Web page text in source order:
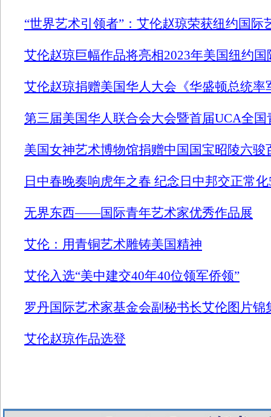
“世界艺术引领者”：艾伦赵琼荣获纽约国际
艾伦赵琼巨幅作品将亮相2023年美国纽约
艾伦赵琼捐赠美国华人大会《华盛顿总统率
第三届美国华人联合会大会暨首届UCA全
美国女神艺术博物馆捐赠中国国宝昭陵六骏
日中春晚奏响虎年之春 纪念日中邦交正常
无界东西——国际青年艺术家优秀作品展
艾伦：用青铜艺术雕铸美国精神
艾伦入选“美中建交40年40位领军侨领”
罗丹国际艺术家基金会副秘书长艾伦图片锦
艾伦赵琼作品选登